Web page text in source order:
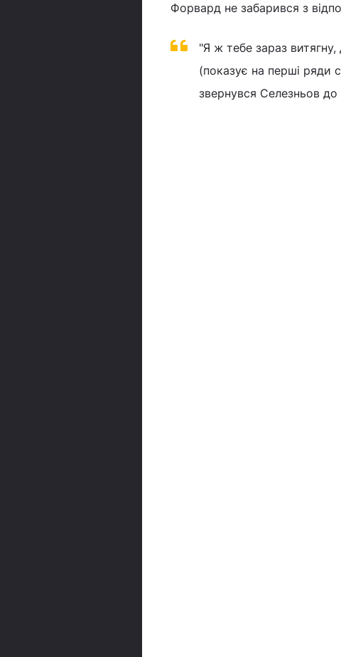
Форвард не забарився з
"Я ж тебе зараз
(показує на перші ряди
звернувся Селезньов